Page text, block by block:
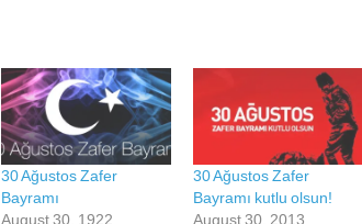
30 Ağustos Zafer
Bayramı
August 30, 1922
30 Ağustos Zafer
Bayramı kutlu olsun!
August 30, 2013